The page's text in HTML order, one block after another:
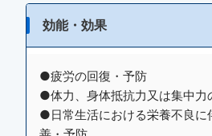
効能・効果
●疲労の回復・予防
●体力、身体抵抗力又は集中力
●日常生活における栄養不良に